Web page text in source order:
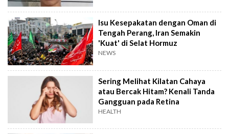
Isu Kesepakatan dengan Oman di
Tengah Perang, Iran Semakin
'Kuat' di Selat Hormuz
NEWS
Sering Melihat Kilatan Cahaya
atau Bercak Hitam? Kenali Tanda
Gangguan pada Retina
HEALTH